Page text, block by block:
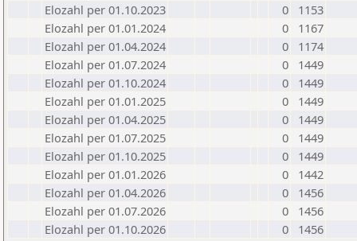
Elozahl per 01.10.2023
0
1153
Elozahl per 01.01.2024
0
1167
Elozahl per 01.04.2024
0
1174
Elozahl per 01.07.2024
0
1449
Elozahl per 01.10.2024
0
1449
Elozahl per 01.01.2025
0
1449
Elozahl per 01.04.2025
0
1449
Elozahl per 01.07.2025
0
1449
Elozahl per 01.10.2025
0
1449
Elozahl per 01.01.2026
0
1442
Elozahl per 01.04.2026
0
1456
Elozahl per 01.07.2026
0
1456
Elozahl per 01.10.2026
0 1456